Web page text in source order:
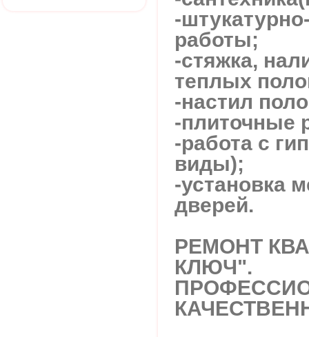
-
работы;
-стяжка,
теплых
-настил
-плиточные
-работа с
виды);
-установка
дверей.
РЕМОНТ
КЛЮЧ".